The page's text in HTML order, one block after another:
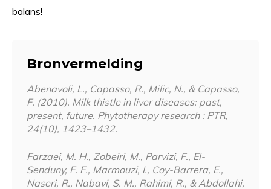
balans!
Bronvermelding
Abenavoli, L., Capasso, R., Milic, N., & Capasso,
F. (2010). Milk thistle in liver diseases: past,
present, future. Phytotherapy research : PTR,
24(10), 1423–1432.
Farzaei, M. H., Zobeiri, M., Parvizi, F., El-
Senduny, F. F., Marmouzi, I., Coy-Barrera, E.,
Naseri, R., Nabavi, S. M., Rahimi, R., & Abdollahi,